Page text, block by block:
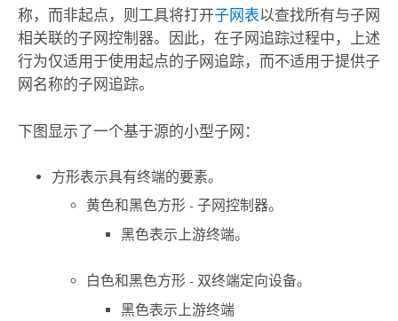
称，而非起点，则工具将打开子网表以查找所有与子网
相关联的子网控制器。因此，在子网追踪过程中，上述
行为仅适用于使用起点的子网追踪，而不适用于提供子
网名称的子网追踪。
下图显示了一个基于源的小型子网：
方形表示具有终端的要素。
黄色和黑色方形 - 子网控制器。
黑色表示上游终端。
白色和黑色方形 - 双终端定向设备。
黑色表示上游终端